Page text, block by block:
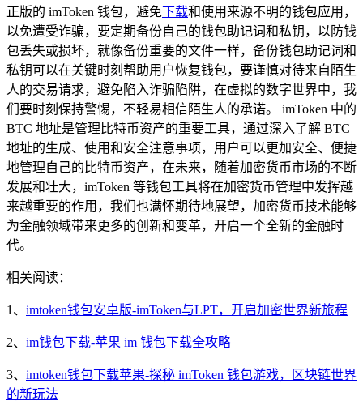
正版的 imToken 钱包，避免下载和使用来源不明的钱包应用，
以免遭受诈骗，要定期备份自己的钱包助记词和私钥，以防钱
包丢失或损坏，就像备份重要的文件一样，备份钱包助记词和
私钥可以在关键时刻帮助用户恢复钱包，要谨慎对待来自陌生
人的交易请求，避免陷入诈骗陷阱，在虚拟的数字世界中，我
们要时刻保持警惕，不轻易相信陌生人的承诺。 imToken 中的
BTC 地址是管理比特币资产的重要工具，通过深入了解 BTC
地址的生成、使用和安全注意事项，用户可以更加安全、便捷
地管理自己的比特币资产，在未来，随着加密货币市场的不断
发展和壮大，imToken 等钱包工具将在加密货币管理中发挥越
来越重要的作用，我们也满怀期待地展望，加密货币技术能够
为金融领域带来更多的创新和变革，开启一个全新的金融时
代。
相关阅读：
1、 imtoken钱包安卓版-imToken与LPT，开启加密世界新旅程
2、 im钱包下载-苹果 im 钱包下载全攻略
3、 imtoken钱包下载苹果-探秘 imToken 钱包游戏，区块链世界
的新玩法